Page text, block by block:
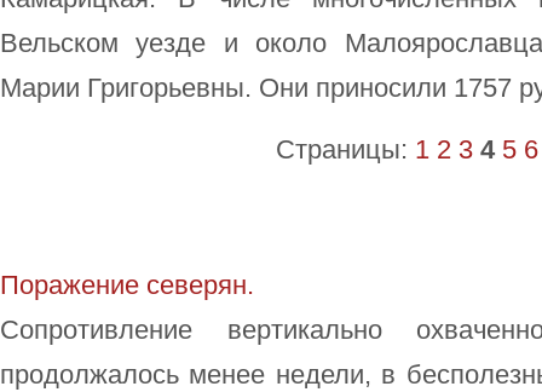
Вельском уезде и около
Марии Григорьевны. Они приносили 1757
Страницы: 1 2 3 4 5 6
Поражение северян.
Сопротивление вертикально
продолжалось менее недели, в